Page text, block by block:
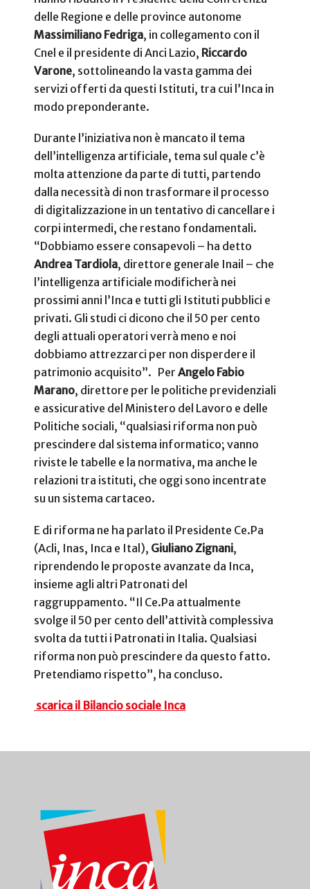
delle Regione e delle province autonome
Massimiliano Fedriga, in collegamento con il
Cnel e il presidente di Anci Lazio, Riccardo
Varone, sottolineando la vasta gamma dei
servizi offerti da questi Istituti, tra cui l’Inca in
modo preponderante.
Durante l’iniziativa non è mancato il tema
dell’intelligenza artificiale, tema sul quale c’è
molta attenzione da parte di tutti, partendo
dalla necessità di non trasformare il processo
di digitalizzazione in un tentativo di cancellare i
corpi intermedi, che restano fondamentali.
“Dobbiamo essere consapevoli – ha detto
Andrea Tardiola, direttore generale Inail – che
l’intelligenza artificiale modificherà nei
prossimi anni l’Inca e tutti gli Istituti pubblici e
privati. Gli studi ci dicono che il 50 per cento
degli attuali operatori verrà meno e noi
dobbiamo attrezzarci per non disperdere il
patrimonio acquisito”. Per Angelo Fabio
Marano, direttore per le politiche previdenziali
e assicurative del Ministero del Lavoro e delle
Politiche sociali, “qualsiasi riforma non può
prescindere dal sistema informatico; vanno
riviste le tabelle e la normativa, ma anche le
relazioni tra istituti, che oggi sono incentrate
su un sistema cartaceo.
E di riforma ne ha parlato il Presidente Ce.Pa
(Acli, Inas, Inca e Ital), Giuliano Zignani,
riprendendo le proposte avanzate da Inca,
insieme agli altri Patronati del
raggruppamento. “Il Ce.Pa attualmente
svolge il 50 per cento dell’attività complessiva
svolta da tutti i Patronati in Italia. Qualsiasi
riforma non può prescindere da questo fatto.
Pretendiamo rispetto”, ha concluso.
scarica il Bilancio sociale Inca